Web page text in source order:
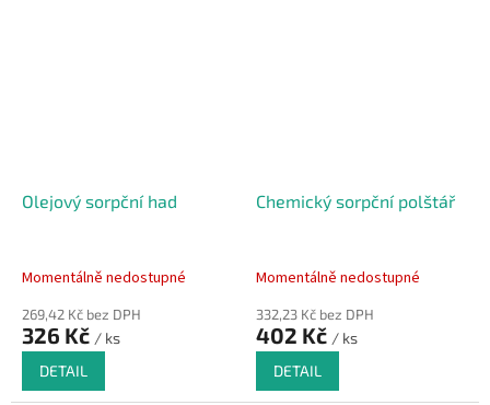
Olejový sorpční had
Momentálně nedostupné
269,42 Kč bez DPH
326 Kč / ks
DETAIL
Chemický sorpční polštář
Momentálně nedostupné
332,23 Kč bez DPH
402 Kč / ks
DETAIL